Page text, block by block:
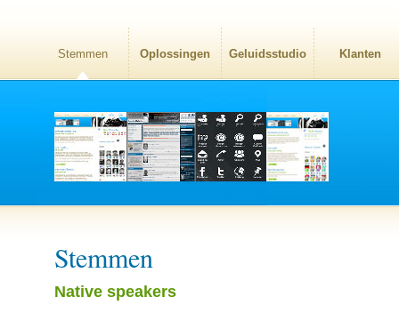
Stemmen Oplossingen Geluidsstudio Klanten
Stemmen
Native speakers